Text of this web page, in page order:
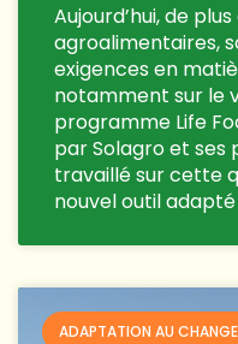
Aujourd’hui, de
agroalimentaires,
exigences en
notamment sur le
programme Life
par Solagro et ses
travaillé sur cette
nouvel outil adapté
ADAPTATION AU